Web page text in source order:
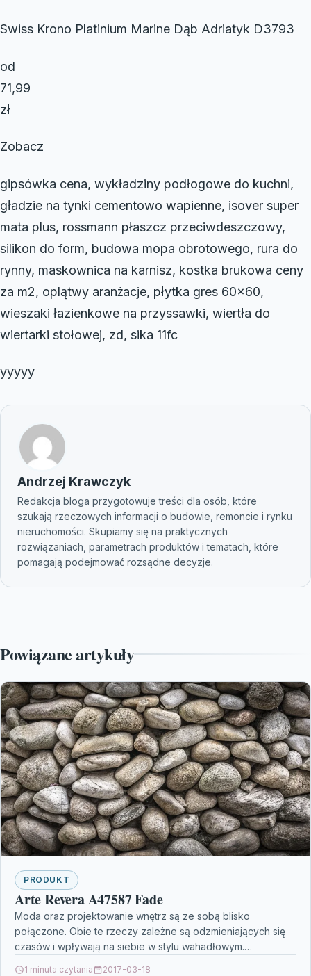
Swiss Krono Platinium Marine Dąb Adriatyk D3793
od
71,99
zł
Zobacz
gipsówka cena, wykładziny podłogowe do kuchni,
gładzie na tynki cementowo wapienne, isover super
mata plus, rossmann płaszcz przeciwdeszczowy,
silikon do form, budowa mopa obrotowego, rura do
rynny, maskownica na karnisz, kostka brukowa ceny
za m2, oplątwy aranżacje, płytka gres 60×60,
wieszaki łazienkowe na przyssawki, wiertła do
wiertarki stołowej, zd, sika 11fc
yyyyy
Andrzej Krawczyk
Redakcja bloga przygotowuje treści dla osób, które
szukają rzeczowych informacji o budowie, remoncie i rynku
nieruchomości. Skupiamy się na praktycznych
rozwiązaniach, parametrach produktów i tematach, które
pomagają podejmować rozsądne decyzje.
Powiązane artykuły
PRODUKT
Arte Revera A47587 Fade
Moda oraz projektowanie wnętrz są ze sobą blisko
połączone. Obie te rzeczy zależne są odzmieniających się
czasów i wpływają na siebie w stylu wahadłowym.…
1 minuta czytania 2017-03-18